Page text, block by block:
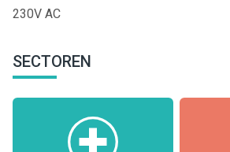
230V AC
SECTOREN